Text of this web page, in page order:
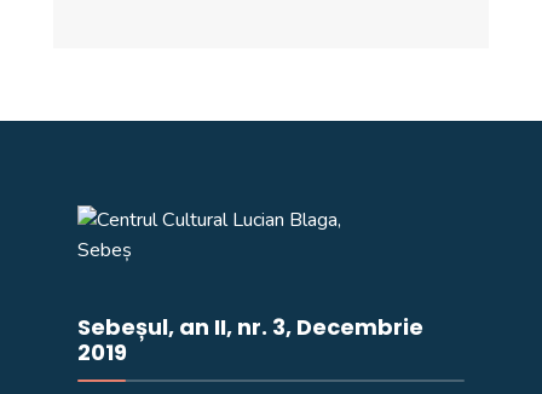
Sebeșul, an II, nr. 3, Decembrie
2019